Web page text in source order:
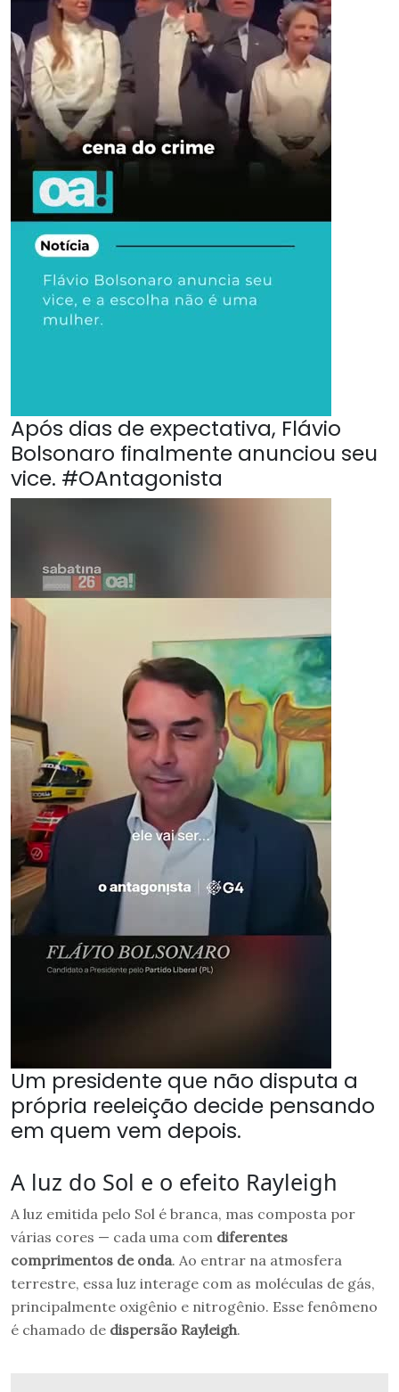
Após dias de expectativa, Flávio
Bolsonaro finalmente anunciou seu
vice. #OAntagonista
Um presidente que não disputa a
própria reeleição decide pensando
em quem vem depois.
A luz do Sol e o efeito Rayleigh
A luz emitida pelo Sol é branca, mas composta por
várias cores — cada uma com diferentes
comprimentos de onda. Ao entrar na atmosfera
terrestre, essa luz interage com as moléculas de gás,
principalmente oxigênio e nitrogênio. Esse fenômeno
é chamado de dispersão Rayleigh.